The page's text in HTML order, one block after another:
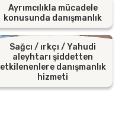
Ayrımcılıkla mücadele
konusunda danışmanlık
Sağcı / ırkçı / Yahudi
aleyhtarı şiddetten
etkilenenlere danışmanlık
hizmeti